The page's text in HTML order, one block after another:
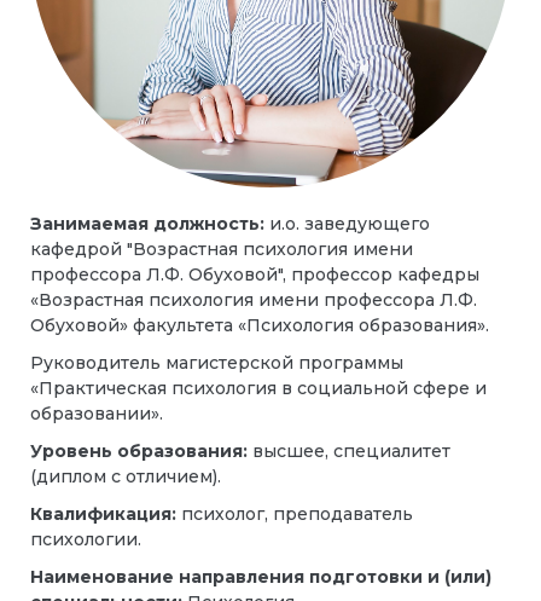
Занимаемая должность: и.о. заведующего
кафедрой "Возрастная психология имени
профессора Л.Ф. Обуховой", профессор кафедры
«Возрастная психология имени профессора Л.Ф.
Обуховой» факультета «Психология образования».
Руководитель магистерской программы
«Практическая психология в социальной сфере и
образовании».
Уровень образования: высшее, специалитет
(диплом с отличием).
Квалификация: психолог, преподаватель
психологии.
Наименование направления подготовки и (или)